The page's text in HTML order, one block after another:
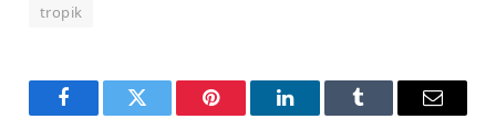
tropik
FacebookTwitter Pinterest LinkedInTumblr Email